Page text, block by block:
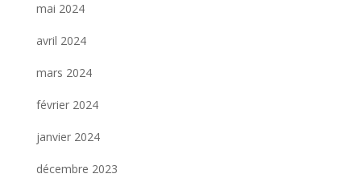
mai 2024
avril 2024
mars 2024
février 2024
janvier 2024
décembre 2023